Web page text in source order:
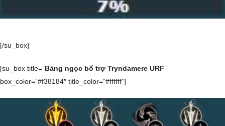
[/su_box]
[su_box title=”Bảng ngọc bổ trợ Tryndamere URF”
box_color=”#f38184″ title_color=”#ffffff”]